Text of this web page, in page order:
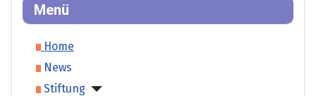
Menü
Home
News
Stiftung